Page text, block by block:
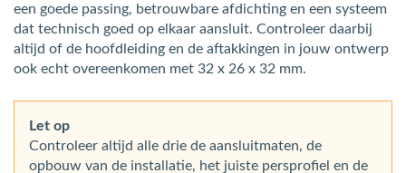
een goede passing, betrouwbare afdichting en een systeem
dat technisch goed op elkaar aansluit. Controleer daarbij
altijd of de hoofdleiding en de aftakkingen in jouw ontwerp
ook echt overeenkomen met 32 x 26 x 32 mm.
Let op
Controleer altijd alle drie de aansluitmaten, de
opbouw van de installatie, het juiste persprofiel en de